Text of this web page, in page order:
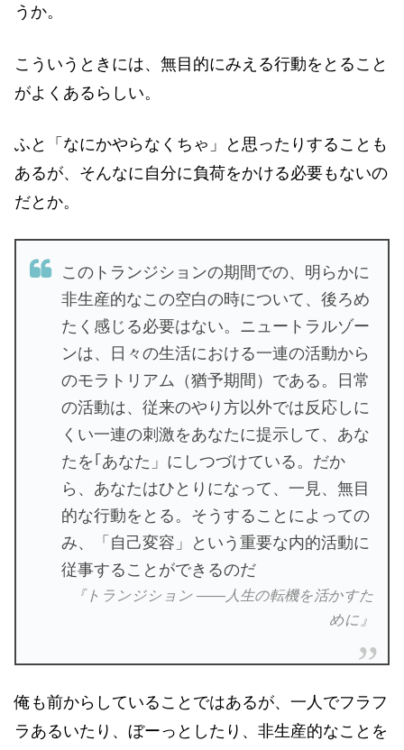
うか。
こういうときには、無目的にみえる行動をとること
がよくあるらしい。
ふと「なにかやらなくちゃ」と思ったりすることも
あるが、そんなに自分に負荷をかける必要もないの
だとか。
このトランジションの期間での、明らかに
非生産的なこの空白の時について、後ろめ
たく感じる必要はない。ニュートラルゾー
ンは、日々の生活における一連の活動から
のモラトリアム（猶予期間）である。日常
の活動は、従来のやり方以外では反応しに
くい一連の刺激をあなたに提示して、あな
たを｢あなた」にしつづけている。だか
ら、あなたはひとりになって、一見、無目
的な行動をとる。そうすることによっての
み、「自己変容」という重要な内的活動に
従事することができるのだ
『トランジション ――人生の転機を活かすた
めに』
俺も前からしていることではあるが、一人でフラフ
ラあるいたり、ぼーっとしたり、非生産的なことを